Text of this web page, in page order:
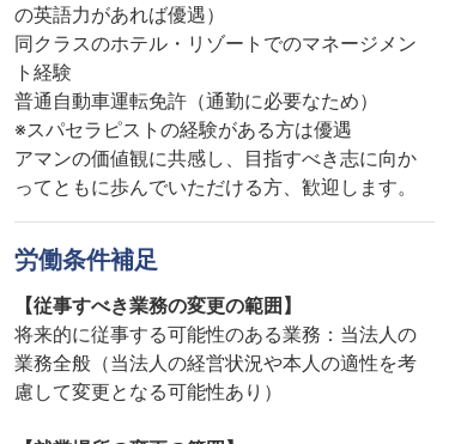
の英語力があれば優遇）
同クラスのホテル・リゾートでのマネージメン
ト経験
普通自動車運転免許（通勤に必要なため）
※スパセラピストの経験がある方は優遇
アマンの価値観に共感し、目指すべき志に向か
ってともに歩んでいただける方、歓迎します。
労働条件補足
【従事すべき業務の変更の範囲】
将来的に従事する可能性のある業務：当法人の
業務全般（当法人の経営状況や本人の適性を考
慮して変更となる可能性あり）